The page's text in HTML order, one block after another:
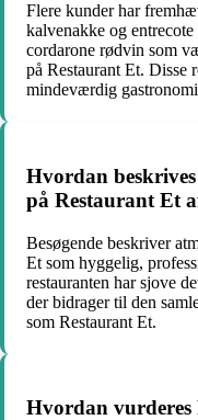
Flere kunder har
kalvenakke og
cordarone rødvin som
på Restaurant Et. Disse
mindeværdig
Hvordan
på Restaurant Et
Besøgende beskriver
Et som hyggelig,
restauranten har sjove
der bidrager til den
som Restaurant Et.
Hvordan